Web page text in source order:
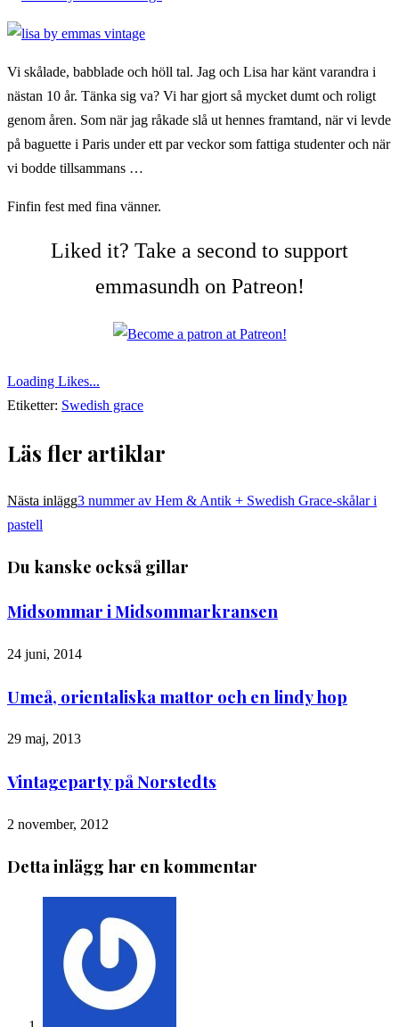
Vi skålade, babblade och höll tal. Jag och Lisa har känt varandra i
nästan 10 år. Tänka sig va? Vi har gjort så mycket dumt och roligt
genom åren. Som när jag råkade slå ut hennes framtand, när vi levde
på baguette i Paris under ett par veckor som fattiga studenter och när
vi bodde tillsammans …
Finfin fest med fina vänner.
Liked it? Take a second to support
emmasundh on Patreon!
Loading Likes...
Etiketter: Swedish grace
Läs fler artiklar
Nästa inlägg3 nummer av Hem & Antik + Swedish Grace-skålar i
pastell
Du kanske också gillar
Midsommar i Midsommarkransen
24 juni, 2014
Umeå, orientaliska mattor och en lindy hop
29 maj, 2013
Vintageparty på Norstedts
2 november, 2012
Detta inlägg har en kommentar